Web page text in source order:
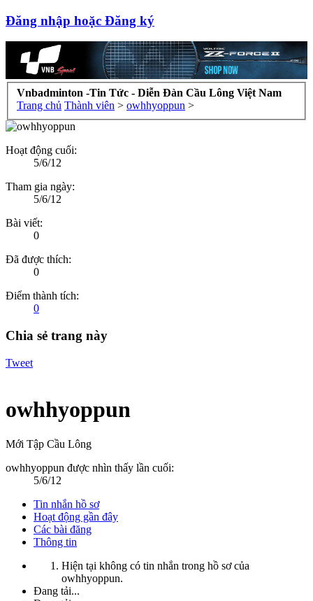
Đăng nhập hoặc Đăng ký
Vnbadminton -Tin Tức - Diễn Đàn Cầu Lông Việt Nam
Trang chủ Thành viên > owhhyoppun >
Hoạt động cuối:
5/6/12
Tham gia ngày:
5/6/12
Bài viết:
0
Đã được thích:
0
Điểm thành tích:
0
Chia sẻ trang này
Tweet
owhhyoppun
Mới Tập Cầu Lông
owhhyoppun được nhìn thấy lần cuối:
5/6/12
Tin nhắn hồ sơ
Hoạt động gần đây
Các bài đăng
Thông tin
Hiện tại không có tin nhắn trong hồ sơ của
owhhyoppun.
Đang tải...